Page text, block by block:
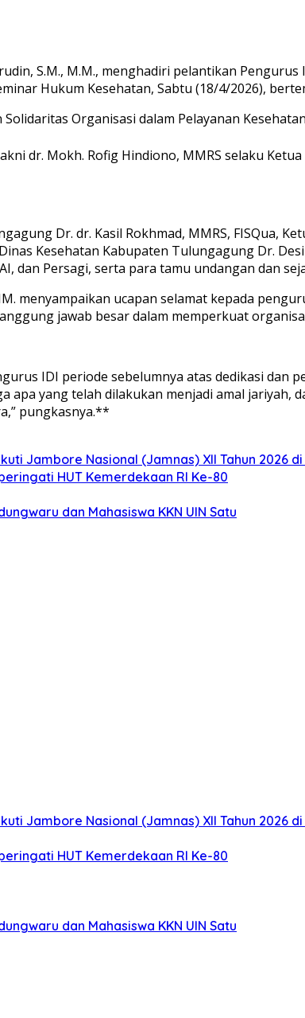
S.M., M.M., menghadiri pelantikan
Hukum Kesehatan, Sabtu (18/4/2026),
Organisasi dalam Pelayanan
dr. Mokh. Rofig Hindiono, MMRS selaku
Dr. dr. Kasil Rokhmad, MMRS, FISQua,
Kesehatan Kabupaten Tulungagung Dr.
dan Persagi, serta para tamu undangan dan
menyampaikan ucapan selamat kepada
jawab besar dalam memperkuat
IDI periode sebelumnya atas dedikasi dan
apa yang telah dilakukan menjadi amal jariyah,
pungkasnya.**
Jambore Nasional (Jamnas) XII Tahun 2026
HUT Kemerdekaan RI Ke-80
dan Mahasiswa KKN UIN Satu
Jambore Nasional (Jamnas) XII Tahun 2026
HUT Kemerdekaan RI Ke-80
dan Mahasiswa KKN UIN Satu